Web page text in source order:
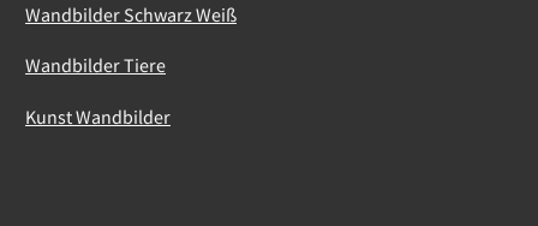
Wandbilder Schwarz Weiß
Wandbilder Tiere
Kunst Wandbilder